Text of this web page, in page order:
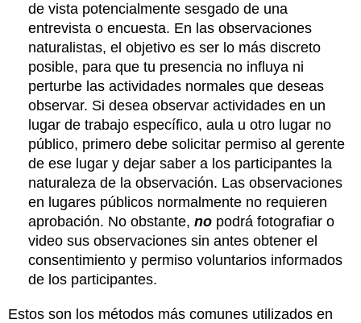
de vista potencialmente sesgado de una
entrevista o encuesta. En las observaciones
naturalistas, el objetivo es ser lo más discreto
posible, para que tu presencia no influya ni
perturbe las actividades normales que deseas
observar. Si desea observar actividades en un
lugar de trabajo específico, aula u otro lugar no
público, primero debe solicitar permiso al gerente
de ese lugar y dejar saber a los participantes la
naturaleza de la observación. Las observaciones
en lugares públicos normalmente no requieren
aprobación. No obstante,no podrá fotografiar o
video sus observaciones sin antes obtener el
consentimiento y permiso voluntarios informados
de los participantes.
Estos son los métodos más comunes utilizados en